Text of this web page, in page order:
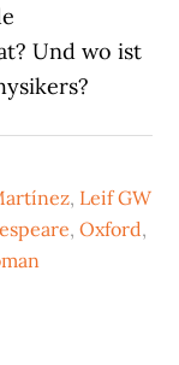
Und wo ist
, Leif GW
,Oxford,